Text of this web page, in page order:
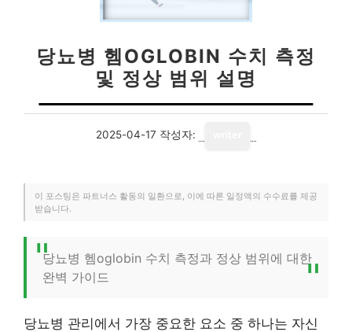
당뇨병 헴OGLOBIN 수치 측정
및 정상 범위 설명
2025-04-17 작성자:
이 포스팅은 파트너스 활동의 일환으로, 이에 따른 일정액의 수수료를 제공
받습니다.
당뇨병 헴oglobin 수치 측정과 정상 범위에 대한
완벽 가이드
당뇨병 관리에서 가장 중요한 요소 중 하나는 자신